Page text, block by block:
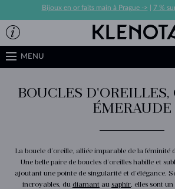
Bijoux en or faits main à Prague -> 7 %
MENU
BOUCLES D'OREILLES,
ÉMERAUDE
La boucle d’oreille, alliée imparable de la féminité
Une belle paire de boucles d’oreilles habille et
ajoutant une pointe de singularité et d’élégance.
incroyables, du diamant au saphir, elles sont